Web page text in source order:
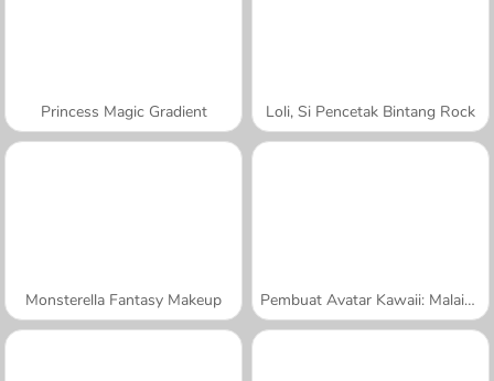
Princess Magic Gradient Loli, Si Pencetak Bintang Rock
Monsterella Fantasy Makeup Pembuat Avatar Kawaii: Malaikat atau Iblis